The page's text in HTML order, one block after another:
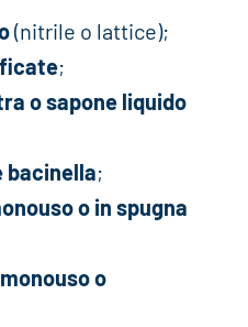
(nitrile o lattice);
;
o sapone liquido
bacinella;
o in spugna
o